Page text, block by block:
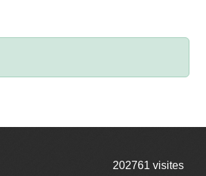
202761 visites